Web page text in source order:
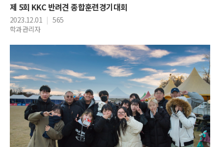
제 5회 KKC 반려견 종합훈련경기대회
2023.12.01 | 565
학과관리자